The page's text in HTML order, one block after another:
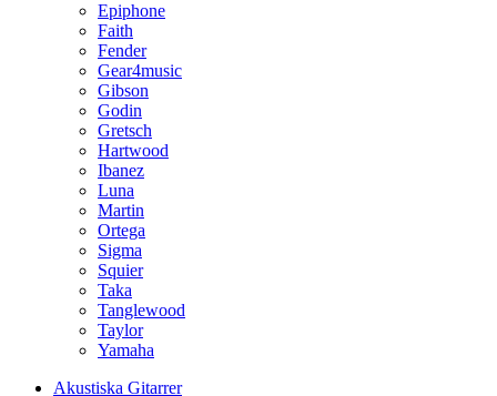
Epiphone
Faith
Fender
Gear4music
Gibson
Godin
Gretsch
Hartwood
Ibanez
Luna
Martin
Ortega
Sigma
Squier
Taka
Tanglewood
Taylor
Yamaha
Akustiska Gitarrer